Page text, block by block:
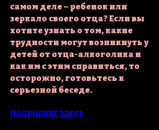
самом деле – ребенок или
зеркало своего отца? Если вы
хотите узнать о том, какие
трудности могут возникнуть у
детей от отца-алкоголика и
как им с этим справиться, то
осторожно, готовьтесь к
серьезной беседе.
ПОДРОБНЕЕ ЗДЕСЬ